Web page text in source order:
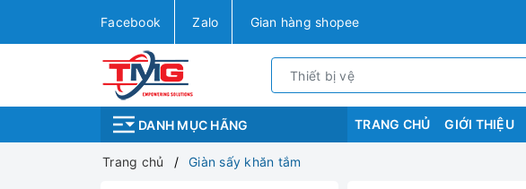
Facebook Zalo Gian hàng shopee
DANH MỤC HÃNG TRANG CHỦ GIỚI THIỆU
Trang chủ Giàn sấy khăn tắm